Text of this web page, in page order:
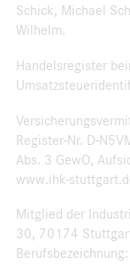
Schick, Michael
Wilhelm.
Handelsregister
Register-Nr. D-
Abs. 3 GewO,
www.ihk-
Mitglied der
30, 70174